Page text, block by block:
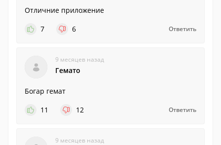
Отличние приложение
7
6 Ответить
9 месяцев назад
Гемато
Богар гемат
11
12 Ответить
9 месяцев назад